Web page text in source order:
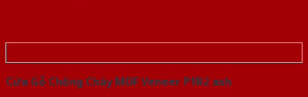
Cửa Gỗ Chống Cháy MDF Veneer P1R2 ash